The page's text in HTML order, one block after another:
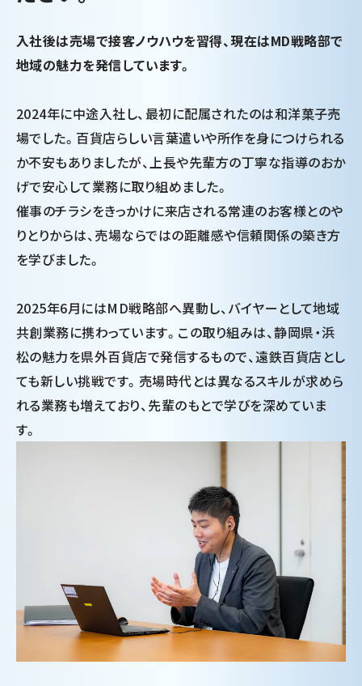
入社後は売場で接客ノウハウを習得、現在はMD戦略部で
地域の魅力を発信しています。
2024年に中途入社し、最初に配属されたのは和洋菓子売
場でした。百貨店らしい言葉遣いや所作を身につけられる
か不安もありましたが、上長や先輩方の丁寧な指導のおか
げで安心して業務に取り組めました。
催事のチラシをきっかけに来店される常連のお客様とのや
りとりからは、売場ならではの距離感や信頼関係の築き方
を学びました。
2025年6月にはMD戦略部へ異動し、バイヤーとして地域
共創業務に携わっています。この取り組みは、静岡県・浜
松の魅力を県外百貨店で発信するもので、遠鉄百貨店とし
ても新しい挑戦です。売場時代とは異なるスキルが求めら
れる業務も増えており、先輩のもとで学びを深めていま
す。